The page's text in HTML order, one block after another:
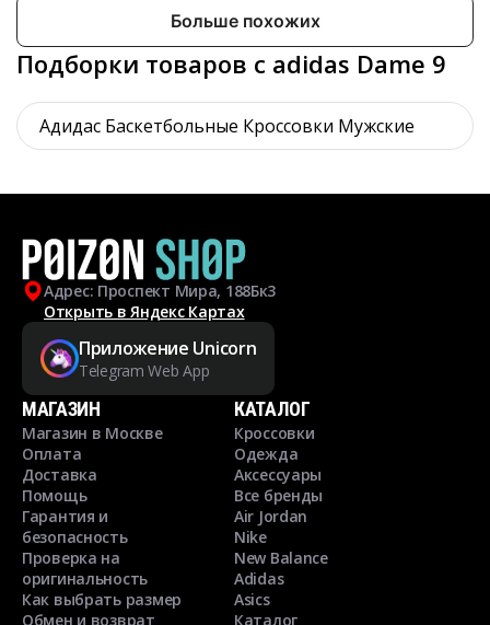
Больше похожих
Подборки товаров с adidas Dame 9
Адидас Баскетбольные Кроссовки Мужские
Адрес: Проспект Мира, 188Бк3
Открыть в Яндекс Картах
Приложение Unicorn
Telegram Web App
МАГАЗИН
Магазин в Москве
Оплата
Доставка
Помощь
Гарантия и
безопасность
Проверка на
оригинальность
Как выбрать размер
Обмен и возврат
КАТАЛОГ
Кроссовки
Одежда
Аксессуары
Все бренды
Air Jordan
Nike
New Balance
Adidas
Asics
Каталог